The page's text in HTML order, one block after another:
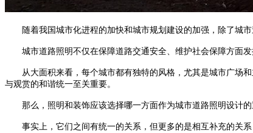
随着我国城市化进程的加快和城市规划建设的加强，除了城市
城市道路照明不仅在保障道路交通安全、维护社会保障方面
从大面积来看，每个城市都有独特的风格，尤其是城市广场
与观赏的和谐统一至关重要。
那么，照明和装饰应该选择哪一方面作为城市道路照明设计的重
事实上，它们之间有统一的关系，但更多的是相互补充的关